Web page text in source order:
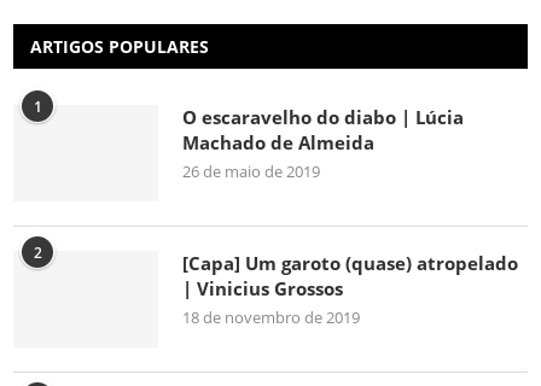
ARTIGOS POPULARES
1
O escaravelho do diabo | Lúcia
Machado de Almeida
26 de maio de 2019
2
[Capa] Um garoto (quase) atropelado
| Vinicius Grossos
18 de novembro de 2019